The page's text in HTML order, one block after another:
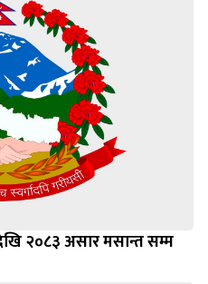
२०८३ असार मसान्त सम्म